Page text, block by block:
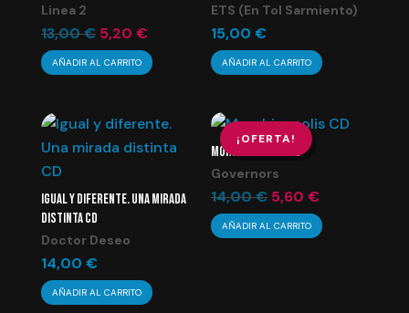
Linea 2
13,00€ El
precio
original
13,00 €.
5,20 €El
precio
actual
5,20 €.
AÑADIR AL CARRITO
ETS (En Tol Sarmiento)
15,00€
AÑADIR AL CARRITO
IGUAL Y DIFERENTE. UNA MIRADA
DISTINTA CD
Doctor Deseo
14,00 €
AÑADIR AL CARRITO
¡OFERTA!
MORPHINAPOLIS CD
Governors
14,00€ El
precio
original
5,60€
precio
AÑADIR AL CARRITO